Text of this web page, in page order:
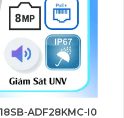
ADF28KMC-I0